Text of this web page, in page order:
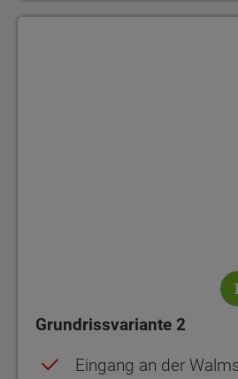
Grundrissvariante 2
Eingang an der